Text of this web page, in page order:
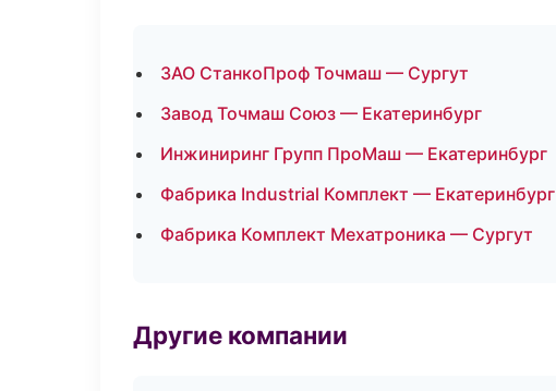
ЗАО СтанкоПроф Точмаш — Сургут
Завод Точмаш Союз — Екатеринбург
Инжиниринг Групп ПроМаш — Екатеринбург
Фабрика Industrial Комплект — Екатеринбург
Фабрика Комплект Мехатроника — Сургут
Другие компании